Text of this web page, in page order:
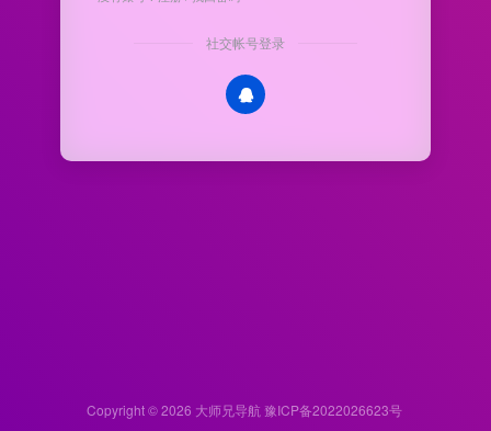
社交帐号登录
Copyright © 2026 大师兄导航 豫ICP备2022026623号